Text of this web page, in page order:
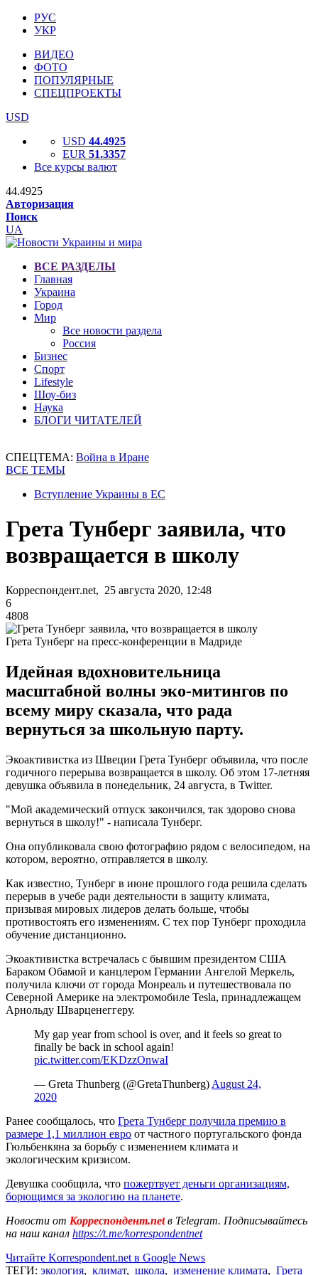
РУС
УКР
ВИДЕО
ФОТО
ПОПУЛЯРНЫЕ
СПЕЦПРОЕКТЫ
USD
USD 44.4925
EUR 51.3357
Все курсы валют
44.4925
Авторизация
Поиск
UA
ВСЕ РАЗДЕЛЫ
Главная
Украина
Город
Мир
Все новости раздела
Россия
Бизнес
Спорт
Lifestyle
Шоу-биз
Наука
БЛОГИ ЧИТАТЕЛЕЙ
СПЕЦТЕМА: Война в Иране
ВСЕ ТЕМЫ
Вступление Украины в ЕС
Грета Тунберг заявила, что
возвращается в школу
Корреспондент.net, 25 августа 2020, 12:48
6
4808
Грета Тунберг на пресс-конференции в Мадриде
Идейная вдохновительница
масштабной волны эко-митингов по
всему миру сказала, что рада
вернуться за школьную парту.
Экоактивистка из Швеции Грета Тунберг объявила, что после
годичного перерыва возвращается в школу. Об этом 17-летняя
девушка объявила в понедельник, 24 августа, в Twitter.
"Мой академический отпуск закончился, так здорово снова
вернуться в школу!" - написала Тунберг.
Она опубликовала свою фотографию рядом с велосипедом, на
котором, вероятно, отправляется в школу.
Как известно, Тунберг в июне прошлого года решила сделать
перерыв в учебе ради деятельности в защиту климата,
призывая мировых лидеров делать больше, чтобы
противостоять его изменениям. С тех пор Тунберг проходила
обучение дистанционно.
Экоактивистка встречалась с бывшим президентом США
Бараком Обамой и канцлером Германии Ангелой Меркель,
получила ключи от города Монреаль и путешествовала по
Северной Америке на электромобиле Tesla, принадлежащем
Арнольду Шварценеггеру.
My gap year from school is over, and it feels so great to
finally be back in school again!
pic.twitter.com/EKDzzOnwaI
— Greta Thunberg (@GretaThunberg) August 24,
2020
Ранее сообщалось, что Грета Тунберг получила премию в
размере 1,1 миллион евро от частного португальского фонда
Гюльбенкяна за борьбу с изменением климата и
экологическим кризисом.
Девушка сообщила, что пожертвует деньги организациям,
борющимся за экологию на планете.
Новости от Корреспондент.netв Telegram. Подписывайтесь
на наш канал https://t.me/korrespondentnet
Читайте Korrespondent.net в Google News
ТЕГИ: экология, климат, школа, изменение климата, Грета